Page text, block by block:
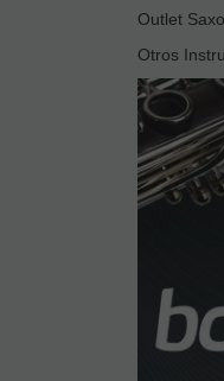
Outlet
Otros